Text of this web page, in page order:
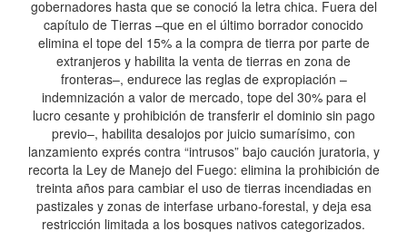
gobernadores hasta que se conoció la letra chica. Fuera del
capítulo de Tierras –que en el último borrador conocido
elimina el tope del 15% a la compra de tierra por parte de
extranjeros y habilita la venta de tierras en zona de
fronteras–, endurece las reglas de expropiación –
indemnización a valor de mercado, tope del 30% para el
lucro cesante y prohibición de transferir el dominio sin pago
previo–, habilita desalojos por juicio sumarísimo, con
lanzamiento exprés contra “intrusos” bajo caución juratoria, y
recorta la Ley de Manejo del Fuego: elimina la prohibición de
treinta años para cambiar el uso de tierras incendiadas en
pastizales y zonas de interfase urbano-forestal, y deja esa
restricción limitada a los bosques nativos categorizados.